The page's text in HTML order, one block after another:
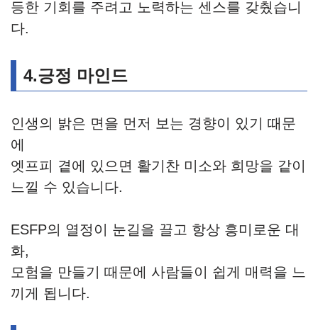
등한 기회를 주려고 노력하는 센스를 갖췄습니
다.
4.긍정 마인드
인생의 밝은 면을 먼저 보는 경향이 있기 때문
에
엣프피 곁에 있으면 활기찬 미소와 희망을 같이
느낄 수 있습니다.
ESFP의 열정이 눈길을 끌고 항상 흥미로운 대
화,
모험을 만들기 때문에 사람들이 쉽게 매력을 느
끼게 됩니다.